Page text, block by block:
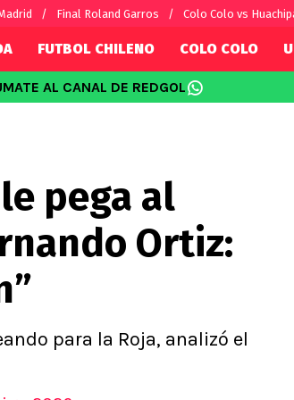
Final Roland Garros Colo Colo vs
Fútbol Argentino
Fútbol Brasileño
Premier
Serie A
FUTBOL CHILENO COLO COLO
AL CANAL DE REDGOL
pega al
Ortiz:
para la Roja, analizó el